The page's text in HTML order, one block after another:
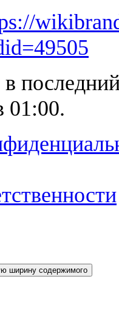
01:00.
ширину содержимого